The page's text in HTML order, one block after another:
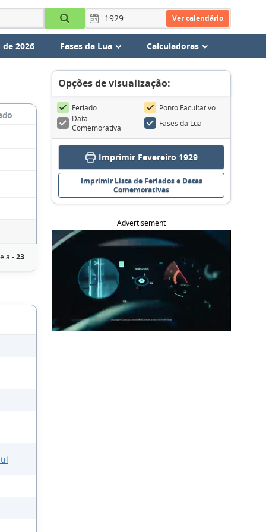
Ver calendário
2026 Fases da Lua Calculadoras
-23
Opções de visualização:
Feriado
Ponto Facultativo
Data
Comemorativa
Fases da Lua
Imprimir Fevereiro 1929
Imprimir Lista de Feriados e Datas
Comemorativas
Advertisement